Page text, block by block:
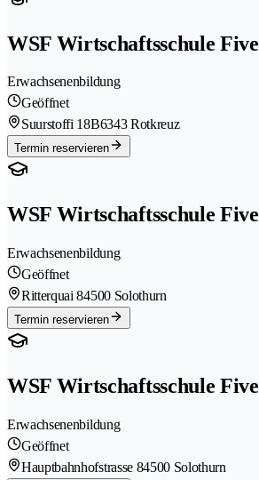
WSF Wirtschaftsschule Five
Erwachsenenbildung
Geöffnet
Suurstoffi 18B6343 Rotkreuz
Termin reservieren
WSF Wirtschaftsschule Five
Erwachsenenbildung
Geöffnet
Ritterquai 84500 Solothurn
Termin reservieren
WSF Wirtschaftsschule Five
Erwachsenenbildung
Geöffnet
Hauptbahnhofstrasse 84500 Solothurn